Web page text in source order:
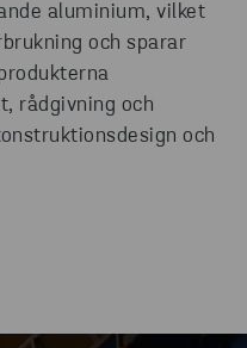
aluminium, vilket
och sparar
rådgivning och
och